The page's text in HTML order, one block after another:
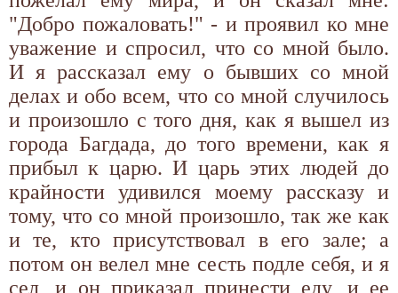
"Добро пожаловать!" - и проявил ко мне
уважение и спросил, что со мной было.
И я рассказал ему о бывших со мной
делах и обо всем, что со мной случилось
и произошло с того дня, как я вышел из
города Багдада, до того времени, как я
прибыл к царю. И царь этих людей до
крайности удивился моему рассказу и
тому, что со мной произошло, так же как
и те, кто присутствовал в его зале; а
потом он велел мне сесть подле себя, и я
сел, и он приказал принести еду, и ее